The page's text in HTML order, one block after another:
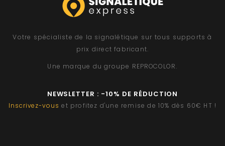
Votre spécialiste de la signalétique sur tous supports à
prix direct fabricant.
Une marque du groupe REPROCOLOR.
NEWSLETTER : -10% DE RÉDUCTION
Inscrivez-vous et profitez d'une remise de 10% dès 60€ HT !